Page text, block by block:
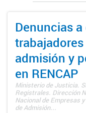
Denuncias
admisión y
en RENCAP
Ministerio de Justicia.
Registrales. Dirección
Nacional de Empresas
de Admisión...